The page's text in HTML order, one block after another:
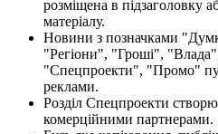
розміщена в підзаголовку
матеріалу.
Новини з позначками
"Регіони", "Гроші",
"Спецпроекти", "Промо"
реклами.
Розділ Спецпроекти
комерційними партнерами.